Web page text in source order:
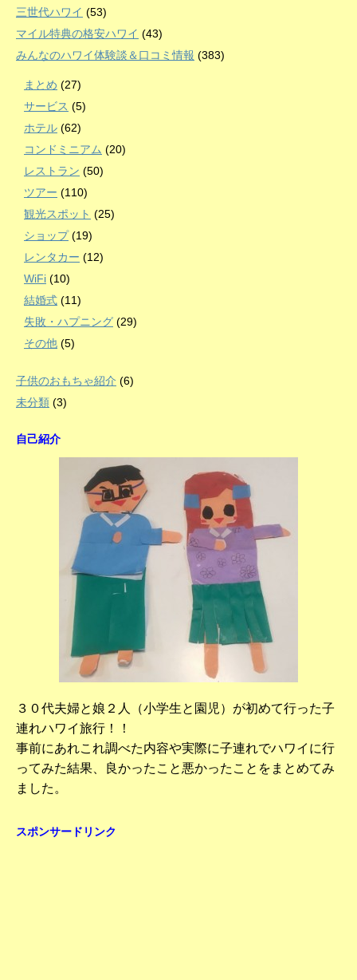
三世代ハワイ (53)
マイル特典の格安ハワイ (43)
みんなのハワイ体験談＆口コミ情報 (383)
まとめ (27)
サービス (5)
ホテル (62)
コンドミニアム (20)
レストラン (50)
ツアー (110)
観光スポット (25)
ショップ(19)
レンタカー (12)
WiFi (10)
結婚式 (11)
失敗・ハプニング (29)
その他 (5)
子供のおもちゃ紹介 (6)
未分類 (3)
自己紹介
３０代夫婦と娘２人（小学生と園児）が初めて行った子
連れハワイ旅行！！
事前にあれこれ調べた内容や実際に子連れでハワイに行
ってみた結果、良かったこと悪かったことをまとめてみ
ました。
スポンサードリンク